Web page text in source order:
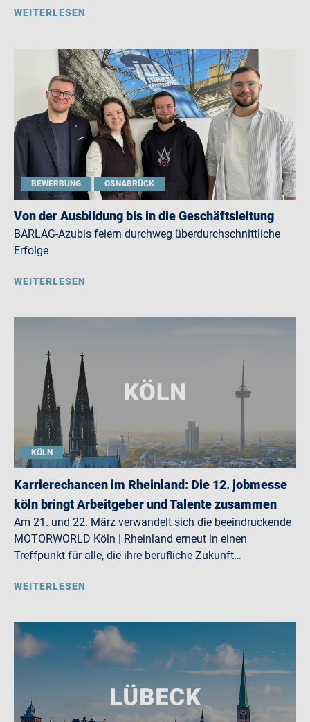
WEITERLESEN
BEWERBUNG OSNABRÜCK
Von der Ausbildung bis in die Geschäftsleitung
BARLAG-Azubis feiern durchweg überdurchschnittliche
Erfolge
WEITERLESEN
KÖLN
Karrierechancen im Rheinland: Die 12. jobmesse
köln bringt Arbeitgeber und Talente zusammen
Am 21. und 22. März verwandelt sich die beeindruckende
MOTORWORLD Köln | Rheinland erneut in einen
Treffpunkt für alle, die ihre berufliche Zukunft…
WEITERLESEN